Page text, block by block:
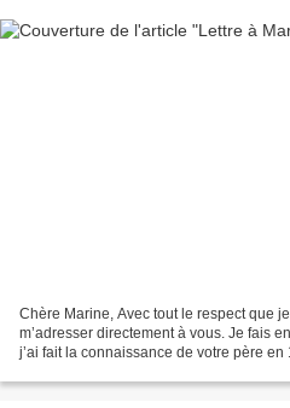
Chère Marine, Avec tout le respect que
m’adresser directement à vous. Je fais
j’ai fait la connaissance de votre père en